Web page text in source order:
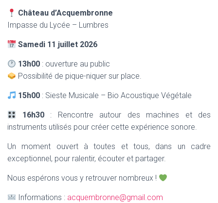
Château d’Acquembronne
Impasse du Lycée – Lumbres
Samedi 11 juillet 2026
13h00 : ouverture au public
Possibilité de pique-niquer sur place.
15h00 : Sieste Musicale – Bio Acoustique Végétale
16h30: Rencontre autour des machines et des
instruments utilisés pour créer cette expérience sonore.
Un moment ouvert à toutes et tous, dans un cadre
exceptionnel, pour ralentir, écouter et partager.
Nous espérons vous y retrouver nombreux !
Informations : acquembronne@gmail.com